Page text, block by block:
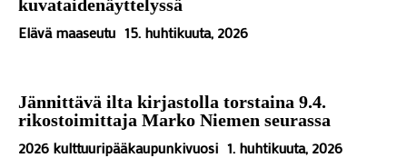
kuvataidenäyttelyssä
Elävä maaseutu 15. huhtikuuta, 2026
Jännittävä ilta kirjastolla torstaina 9.4.
rikostoimittaja Marko Niemen seurassa
2026 kulttuuripääkaupunkivuosi 1. huhtikuuta, 2026